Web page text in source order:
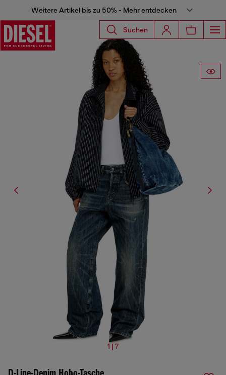
Weitere Artikel bis zu 50% - Mehr entdecken
Suchen
1 | 7